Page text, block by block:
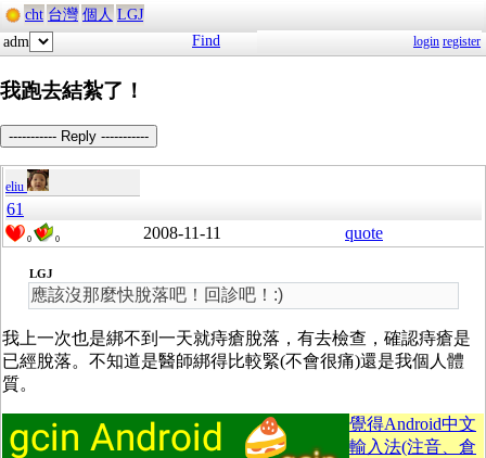
cht 台灣 個人 LGJ
adm
Find login register
我跑去結紮了！
----------- Reply -----------
eliu
61
0 0 2008-11-11 quote
LGJ
應該沒那麼快脫落吧！回診吧！:)
我上一次也是綁不到一天就痔瘡脫落，有去檢查，確認痔瘡是
已經脫落。不知道是醫師綁得比較緊(不會很痛)還是我個人體
質。
覺得Android中文
輸入法(注音、倉